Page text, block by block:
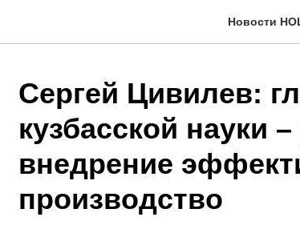
Новости
Сергей Цивилев:
кузбасской науки
внедрение
производство